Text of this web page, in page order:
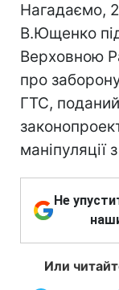
Нагадаємо,
В.Ющенко
Верховною
про
ГТС,
маніпуляції
Не
Или